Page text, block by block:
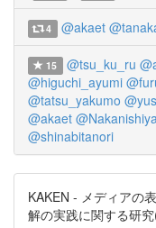
4 @akaet
15 @tsu_ku_ru
@higuchi_ayumi
@tatsu_yakumo
@akaet
@shinabitanori
KAKEN - メディアの
解の実践に関する研